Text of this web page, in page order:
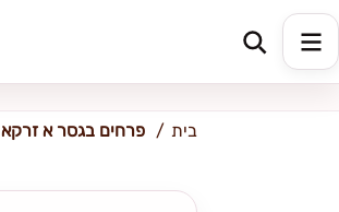
כתובת למשלוח
בית פרחים בגסר א זרקא